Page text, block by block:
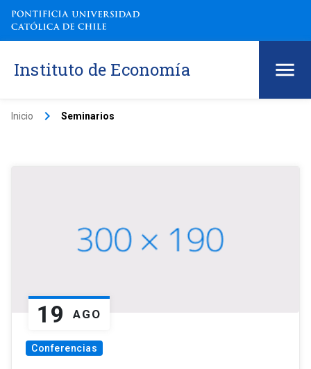
Instituto de Economía
Inicio keyboard_arrow_right Seminarios
19 AGO
Conferencias